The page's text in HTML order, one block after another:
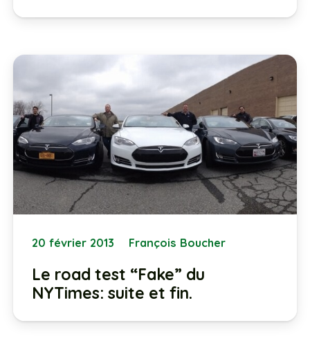
20 février 2013 François Boucher
Le road test “Fake” du
NYTimes: suite et fin.